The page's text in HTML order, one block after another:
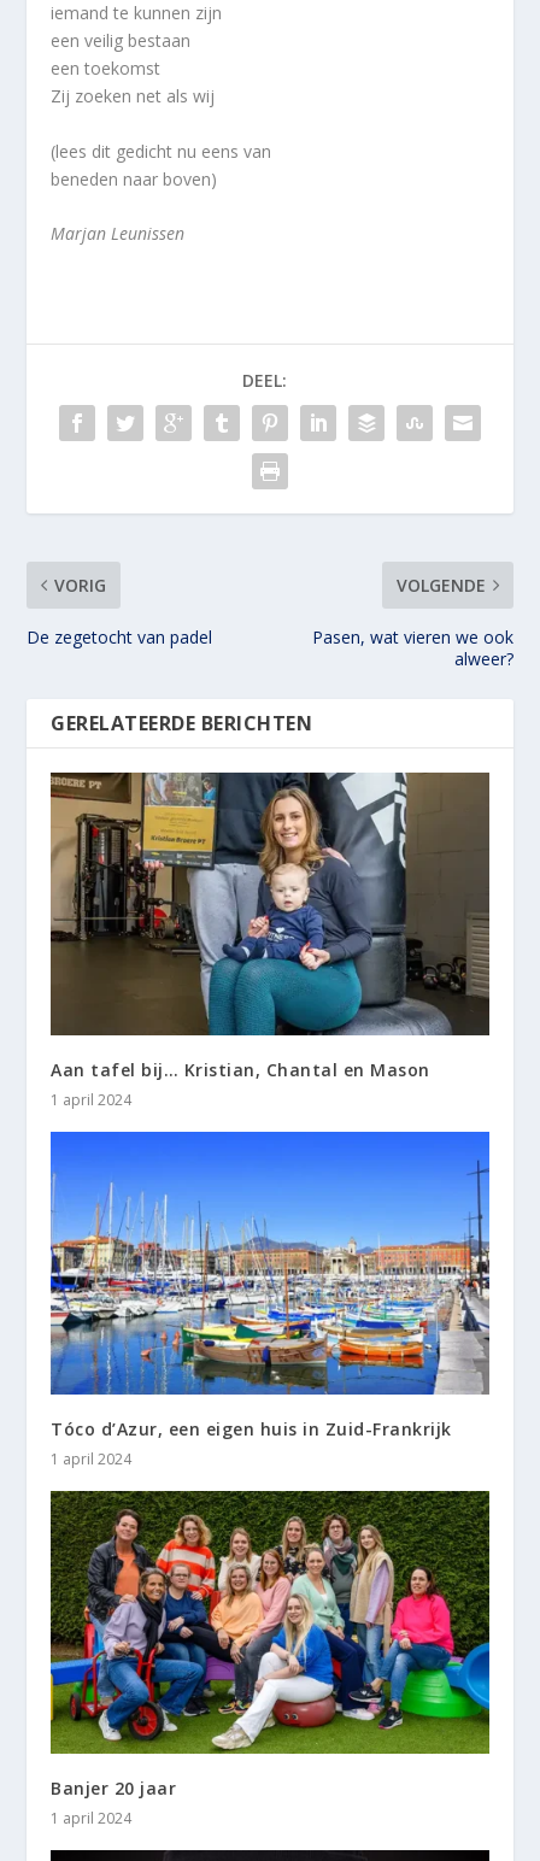
iemand te kunnen zijn
een veilig bestaan
een toekomst
Zij zoeken net als wij
(lees dit gedicht nu eens van
beneden naar boven)
Marjan Leunissen
DEEL:
VORIG
De zegetocht van padel
VOLGENDE
Pasen, wat vieren we ook
alweer?
GERELATEERDE BERICHTEN
Aan tafel bij… Kristian, Chantal en Mason
1 april 2024
Tóco d’Azur, een eigen huis in Zuid-Frankrijk
1 april 2024
Banjer 20 jaar
1 april 2024